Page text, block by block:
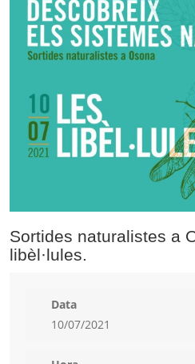
Sortides naturalistes a
libèl·lules.
Data
10/07/2021